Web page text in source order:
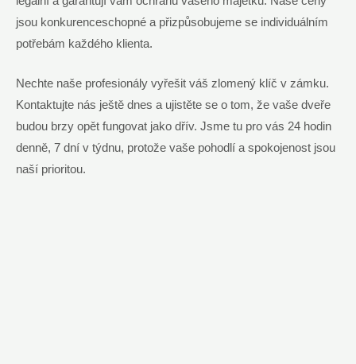
jsou konkurenceschopné a přizpůsobujeme se individuálním
potřebám každého klienta.
Nechte naše profesionály vyřešit váš zlomený klíč v zámku.
Kontaktujte nás ještě dnes a ujistěte se o tom, že vaše dveře
budou brzy opět fungovat jako dřív. Jsme tu pro vás 24 hodin
denně, 7 dní v týdnu, protože vaše pohodlí a spokojenost jsou
naší prioritou.